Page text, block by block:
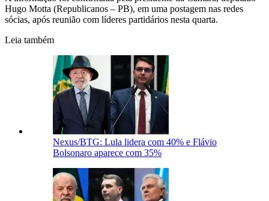
Hugo Motta (Republicanos – PB), em uma postagem nas redes
sócias, após reunião com líderes partidários nesta quarta.
Leia também
Nexus/BTG: Lula lidera com 40% e Flávio
Bolsonaro aparece com 35%